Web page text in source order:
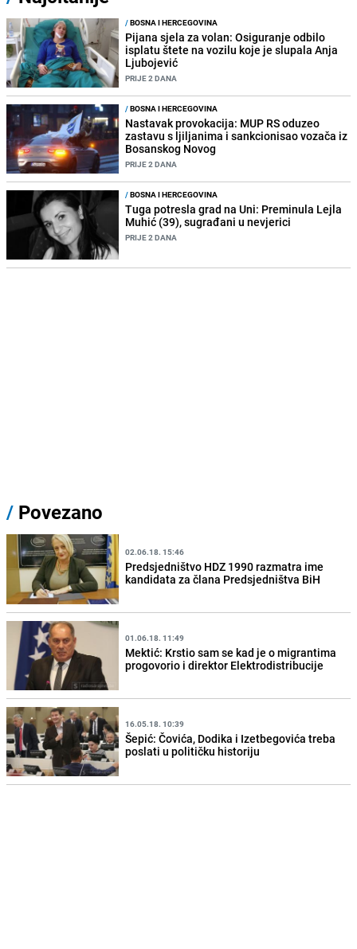
/BOSNA I HERCEGOVINA
Pijana sjela za volan: Osiguranje odbilo
isplatu štete na vozilu koje je slupala Anja
Ljubojević
PRIJE 2 DANA
/BOSNA I HERCEGOVINA
Nastavak provokacija: MUP RS oduzeo
zastavu s ljiljanima i sankcionisao vozača iz
Bosanskog Novog
PRIJE 2 DANA
/BOSNA I HERCEGOVINA
Tuga potresla grad na Uni: Preminula Lejla
Muhić (39), sugrađani u nevjerici
PRIJE 2 DANA
/ Povezano
02.06.18. 15:46
Predsjedništvo HDZ 1990 razmatra ime
kandidata za člana Predsjedništva BiH
01.06.18. 11:49
Mektić: Krstio sam se kad je o migrantima
progovorio i direktor Elektrodistribucije
16.05.18. 10:39
Šepić: Čovića, Dodika i Izetbegovića treba
poslati u političku historiju